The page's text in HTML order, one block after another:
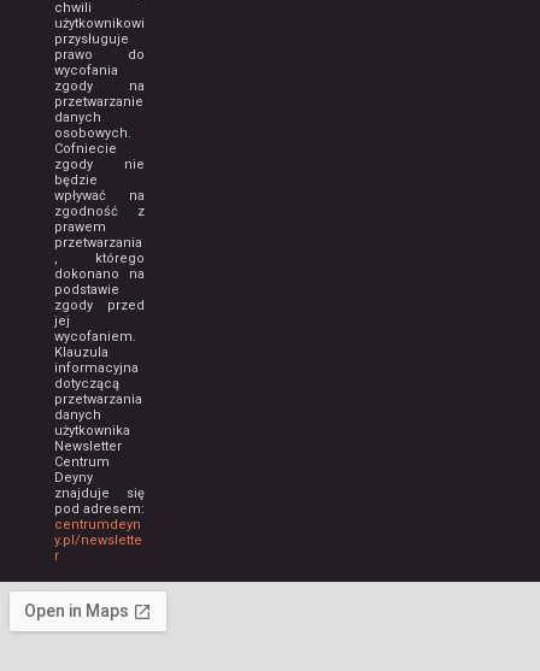
chwili
użytkownikowi
przysługuje
prawo do
wycofania
zgody na
przetwarzanie
danych
osobowych.
Cofniecie
zgody nie
będzie
wpływać na
zgodność z
prawem
przetwarzania
, którego
dokonano na
podstawie
zgody przed
jej
wycofaniem.
Klauzula
informacyjna
dotyczącą
przetwarzania
danych
użytkownika
Newsletter
Centrum
Deyny
znajduje się
pod adresem:
centrumdeyn
y.pl/newslette
r